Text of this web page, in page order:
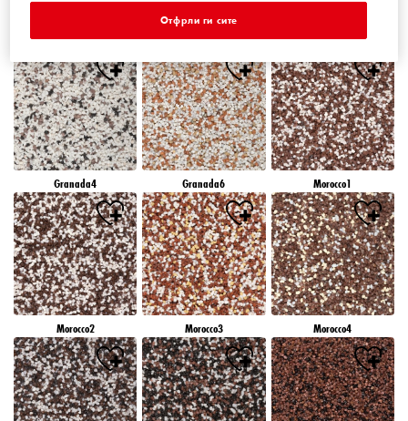
Granada1 Granada2 Granada3
Granada4 Granada6 Morocco1
Morocco2 Morocco3 Morocco4
Отфрли ги сите